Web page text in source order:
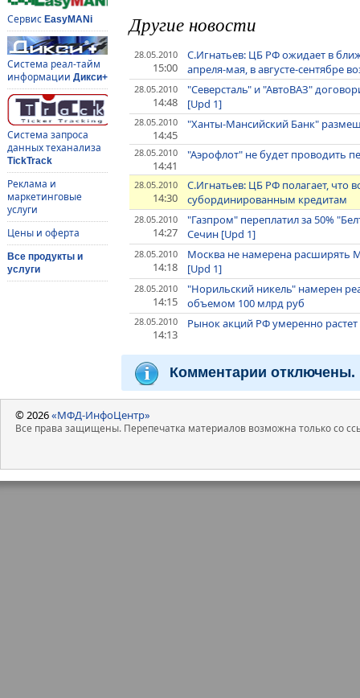
Сервис EasyMANi
Система реал-тайм
информации Дикси+
Система запроса
данных теханализа
TickTrack
Реклама и
маркетинговые
услуги
Цены и оферта
Все продукты и
услуги
Другие новости
28.05.2010
15:00
С.Игнатьев: ЦБ РФ ожидает в
апреля-мая, в августе-
28.05.2010
14:48
"Северсталь" и "АвтоВАЗ"
[Upd 1]
28.05.2010
14:45
"Ханты-Мансийский Банк"
28.05.2010
14:41
"Аэрофлот" не будет проводить
28.05.2010
14:30
С.Игнатьев: ЦБ РФ полагает, что
субординированным кредитам
28.05.2010
14:27
"Газпром" переплатил за 50%
Сечин [Upd 1]
28.05.2010
14:18
Москва не намерена расширять
[Upd 1]
28.05.2010
14:15
"Норильский никель" намерен
объемом 100 млрд руб
28.05.2010
14:13
Рынок акций РФ умеренно
Комментарии отключены.
© 2026«МФД-ИнфоЦентр»
Все права защищены. Перепечатка материалов возможна только со